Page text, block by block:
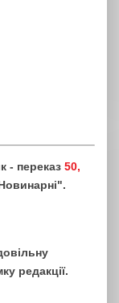
- переказ 50,
редакції.